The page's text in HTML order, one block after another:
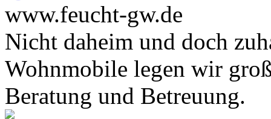
www.feucht-gw.de
Nicht daheim und doch
Wohnmobile legen wir
Beratung und Betreuung.